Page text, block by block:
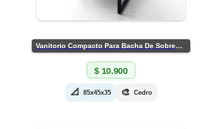
Vanitorio Compacto Para Bacha De Sobreponer
$10.900
📐 85x45x35 🎨 Cedro